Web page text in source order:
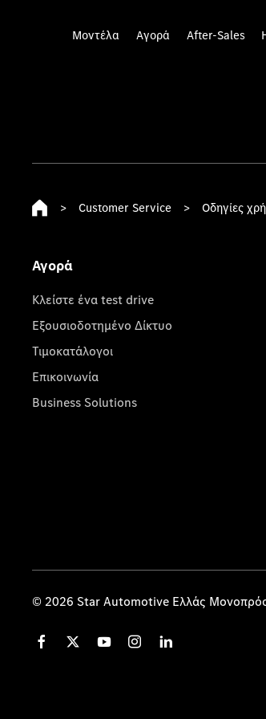
Μοντέλα Αγορά After-Sales
> Customer Service > Οδηγίες
Αγορά
Κλείστε ένα test drive
Εξουσιοδοτημένο Δίκτυο
Τιμοκατάλογοι
Επικοινωνία
Business Solutions
© 2026 Star Automotive Ελλάς